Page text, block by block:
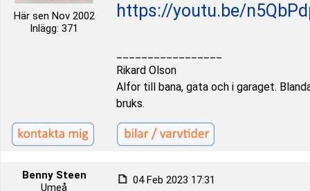
Här sen Nov 2002
Inlägg: 371
https://youtu.be/
Rikard Olson
Alfor till bana, gata och i garaget.
bruks.
Benny Steen
Umeå
04 Feb 2023 17:31